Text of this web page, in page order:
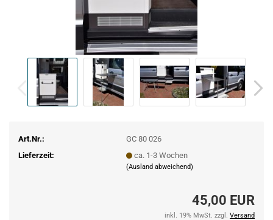
Art.Nr.:
GC 80 026
Lieferzeit:
ca. 1-3 Wochen
(Ausland abweichend)
45,00 EUR
inkl. 19% MwSt. zzgl. Versand